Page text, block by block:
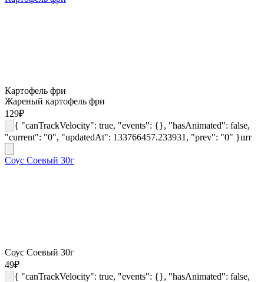
Картофель фри
Жареный картофель фри
129₽
{ "canTrackVelocity": true, "events": {}, "hasAnimated": false,
"current": "0", "updatedAt": 133766457.233931, "prev": "0" }шт
Соус Соевый 30г
Соус Соевый 30г
49₽
{ "canTrackVelocity": true, "events": {}, "hasAnimated": false,